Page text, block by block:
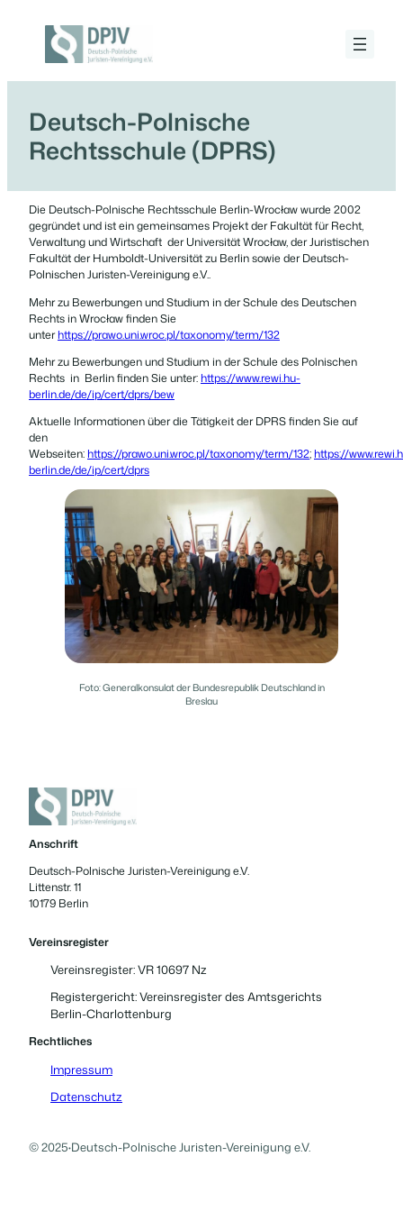
Deutsch-
Polnische
Juristen-
e.V.
Deutsch-Polnische
Rechtsschule (DPRS)
Die Deutsch-Polnische Rechtsschule Berlin-Wrocław wurde 2002
gegründet und ist ein gemeinsames Projekt der Fakultät für Recht,
Verwaltung und Wirtschaft der Universität Wrocław, der Juristischen
Fakultät der Humboldt-Universität zu Berlin sowie der Deutsch-
Polnischen Juristen-Vereinigung e.V..
Mehr zu Bewerbungen und Studium in der Schule des Deutschen
Rechts in Wrocław finden Sie
unterhttps://prawo.uni.wroc.pl/taxonomy/term/132
Mehr zu Bewerbungen und Studium in der Schule des Polnischen
Rechts in Berlin finden Sie unter: https://www.rewi.hu-
berlin.de/de/ip/cert/dprs/bew
Aktuelle Informationen über die Tätigkeit der DPRS finden Sie auf
den
Webseiten: https://prawo.uni.wroc.pl/taxonomy/term/132; https://
berlin.de/de/ip/cert/dprs
Foto: Generalkonsulat der Bundesrepublik Deutschland in
Breslau
Anschrift
Deutsch-Polnische Juristen-Vereinigung e.V.
Littenstr. 11
10179 Berlin
Vereinsregister
Vereinsregister: VR 10697 Nz
Registergericht: Vereinsregister des Amtsgerichts
Berlin-Charlottenburg
Rechtliches
Impressum
Datenschutz
© 2025·Deutsch-Polnische Juristen-Vereinigung e.V.